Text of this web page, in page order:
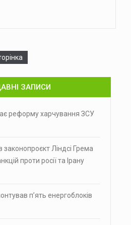
ЗАПИСИ
реформу харчування ЗСУ
Ліндсі Грема
проти росії та Ірану
п’ять енергоблоків